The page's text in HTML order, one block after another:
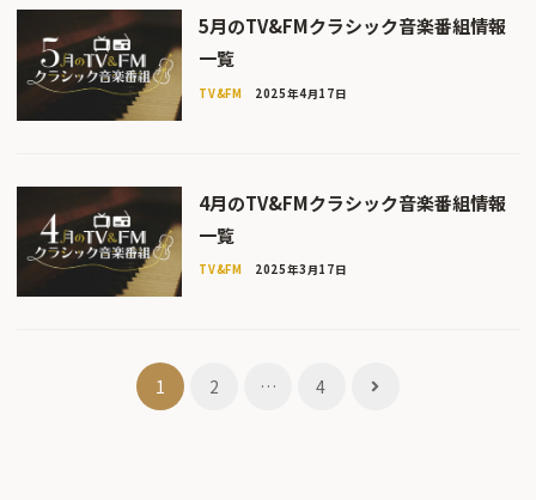
5月のTV&FMクラシック音楽番組情報
一覧
TV&FM 2025年4月17日
4月のTV&FMクラシック音楽番組情報
一覧
TV&FM 2025年3月17日
1 2 … 4